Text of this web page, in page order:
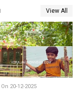
View All
20-12-2025